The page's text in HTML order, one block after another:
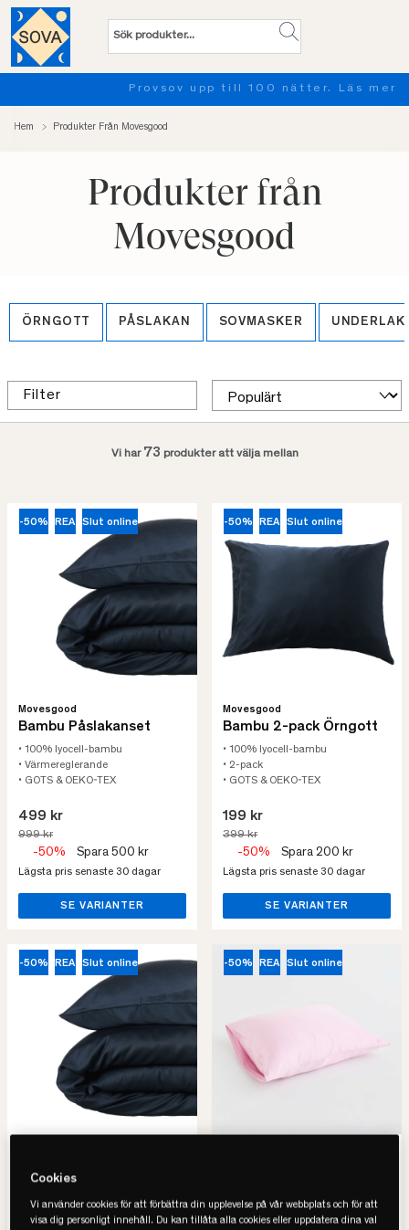
Provsov upp till 100 nätter. Läs mer
Hem Produkter Från Movesgood
Produkter från
Movesgood
ÖRNGOTT PÅSLAKAN SOVMASKER
Filter
Vi har 73 produkter att välja mellan
-50% REA Slut online
Movesgood
Bambu Påslakanset
• 100% lyocell-bambu
• Värmereglerande
• GOTS & OEKO-TEX
499 kr
999 kr
-50% Spara 500 kr
Lägsta pris senaste 30 dagar
SE VARIANTER
-50% REA Slut online
Movesgood
Bambu 2-pack Örngott
• 100% lyocell-bambu
• 2-pack
• GOTS & OEKO-TEX
199 kr
399 kr
-50% Spara 200 kr
Lägsta pris senaste 30 dagar
SE VARIANTER
-50% REA Slut online
• Värmereglerande
• GOTS & OEKO-TEX
-50% REA Slut online
• 2-pack
• GOTS & OEKO-TEX
Cookies
Vi använder cookies för att förbättra din upplevelse på vår webbplats och för att
visa dig personligt innehåll. Du kan tillåta alla cookies eller uppdatera dina val